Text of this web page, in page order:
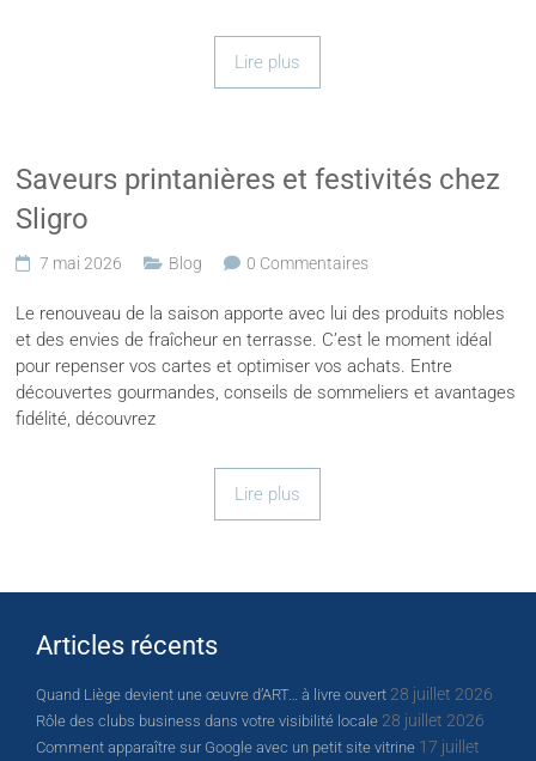
Lire plus
Saveurs printanières et festivités chez
Sligro
7 mai 2026 Blog 0 Commentaires
Le renouveau de la saison apporte avec lui des produits nobles
et des envies de fraîcheur en terrasse. C’est le moment idéal
pour repenser vos cartes et optimiser vos achats. Entre
découvertes gourmandes, conseils de sommeliers et avantages
fidélité, découvrez
Lire plus
Articles récents
Quand Liège devient une œuvre d’ART… à livre ouvert 28 juillet 2026
Rôle des clubs business dans votre visibilité locale 28 juillet 2026
Comment apparaître sur Google avec un petit site vitrine 17 juillet